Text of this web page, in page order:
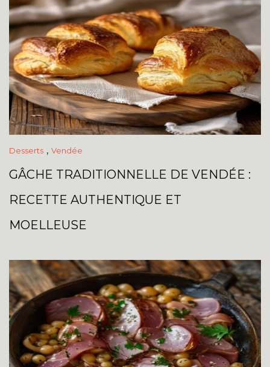
Desserts , Vendée
GÂCHE TRADITIONNELLE DE VENDÉE :
RECETTE AUTHENTIQUE ET
MOELLEUSE